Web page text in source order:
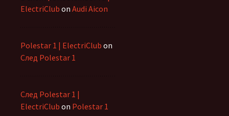
ElectriClub on Audi Aicon
Polestar 1 | ElectriClub on
След Polestar 1
След Polestar 1 |
ElectriClub on Polestar 1